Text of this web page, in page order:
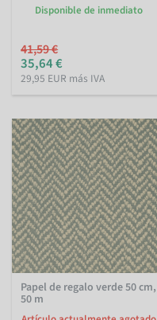
Disponible de inmediato
41,59 €
35,64 €
29,95 EUR más IVA
Papel de regalo verde 50 cm,
50 m